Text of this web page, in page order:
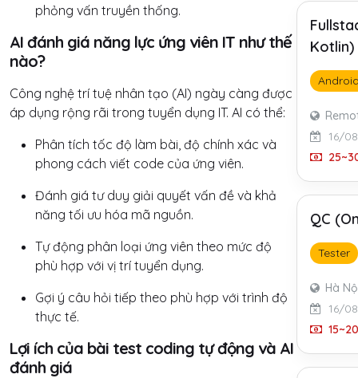
phỏng vấn truyền thống.
AI đánh giá năng lực ứng viên IT như thế
nào?
Công nghệ trí tuệ nhân tạo (AI) ngày càng được
áp dụng rộng rãi trong tuyển dụng IT. AI có thể:
Phân tích tốc độ làm bài, độ chính xác và
phong cách viết code của ứng viên.
Đánh giá tư duy giải quyết vấn đề và khả
năng tối ưu hóa mã nguồn.
Tự động phân loại ứng viên theo mức độ
phù hợp với vị trí tuyển dụng.
Gợi ý câu hỏi tiếp theo phù hợp với trình độ
thực tế.
Lợi ích của bài test coding tự động và AI
đánh giá
16/
QC
Tester
Hà
16/